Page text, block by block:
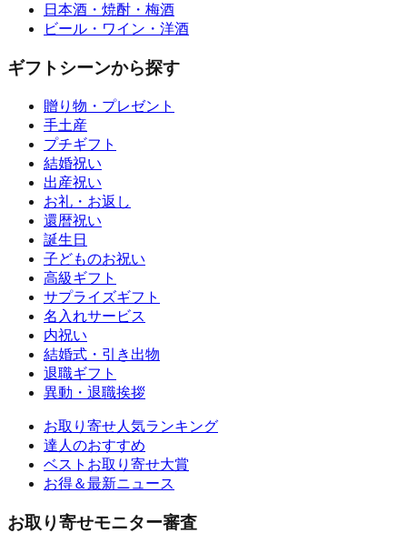
日本酒・焼酎・梅酒
ビール・ワイン・洋酒
ギフトシーンから探す
贈り物・プレゼント
手土産
プチギフト
結婚祝い
出産祝い
お礼・お返し
還暦祝い
誕生日
子どものお祝い
高級ギフト
サプライズギフト
名入れサービス
内祝い
結婚式・引き出物
退職ギフト
異動・退職挨拶
お取り寄せ人気ランキング
達人のおすすめ
ベストお取り寄せ大賞
お得＆最新ニュース
お取り寄せモニター審査